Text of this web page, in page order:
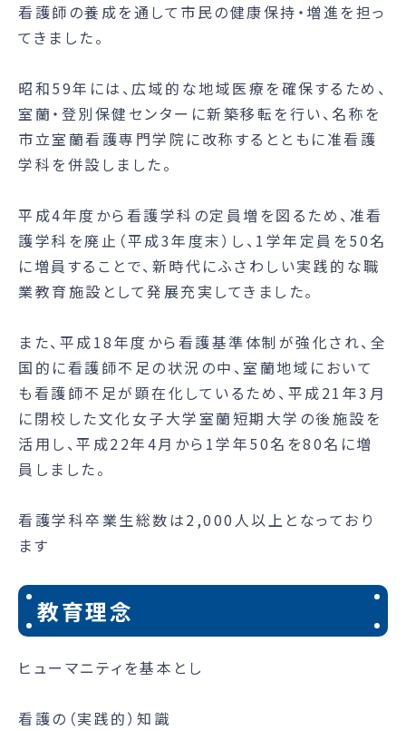
看護師の養成を通して市民の健康保持・増進を担っ
てきました。
昭和59年には、広域的な地域医療を確保するため、
室蘭・登別保健センターに新築移転を行い、名称を
市立室蘭看護専門学院に改称するとともに准看護
学科を併設しました。
平成4年度から看護学科の定員増を図るため、准看
護学科を廃止（平成3年度末）し、1学年定員を50名
に増員することで、新時代にふさわしい実践的な職
業教育施設として発展充実してきました。
また、平成18年度から看護基準体制が強化され、全
国的に看護師不足の状況の中、室蘭地域において
も看護師不足が顕在化しているため、平成21年3月
に閉校した文化女子大学室蘭短期大学の後施設を
活用し、平成22年4月から1学年50名を80名に増
員しました。
看護学科卒業生総数は2,000人以上となっており
ます
教育理念
ヒューマニティを基本とし
看護の（実践的）知識